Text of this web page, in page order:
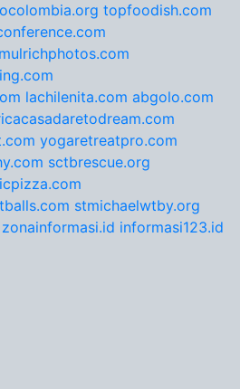
topfoodish.com
lachilenita.com abgolo.com
yogaretreatpro.com
sctbrescue.org
stmichaelwtby.org
zonainformasi.id informasi123.id